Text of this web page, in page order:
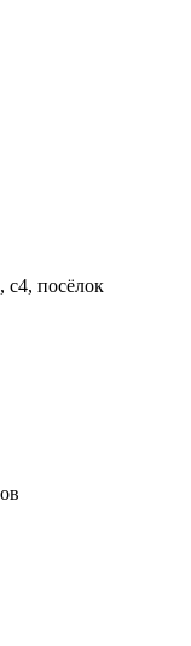
посёлок